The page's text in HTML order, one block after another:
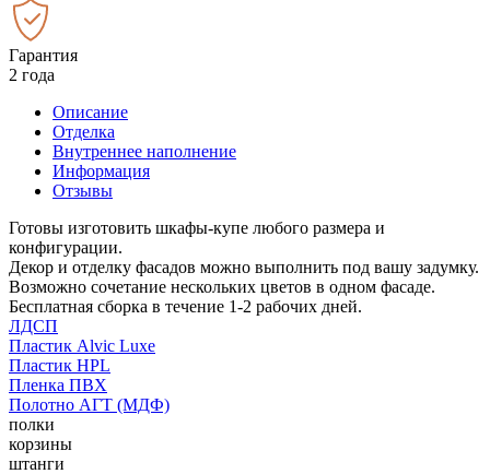
Гарантия
2 года
Описание
Отделка
Внутреннее наполнение
Информация
Отзывы
Готовы изготовить шкафы-купе любого размера и
конфигурации.
Декор и отделку фасадов можно выполнить под вашу задумку.
Возможно сочетание нескольких цветов в одном фасаде.
Бесплатная сборка в течение 1-2 рабочих дней.
ЛДСП
Пластик Alvic Luxe
Пластик HPL
Пленка ПВХ
Полотно АГТ (МДФ)
полки
корзины
штанги